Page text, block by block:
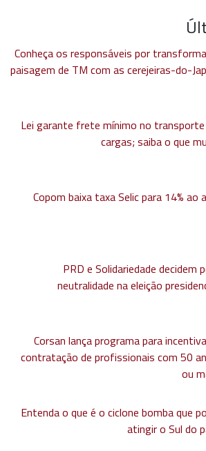
Conheça os responsáveis por
paisagem de TM com as cerejeiras-do-
Lei garante frete mínimo no transporte
cargas; saiba o que
Copom baixa taxa Selic para 14% ao
PRD e Solidariedade decidem
neutralidade na eleição
Corsan lança programa para
contratação de profissionais com 50
ou
Entenda o que é o ciclone bomba que
atingir o Sul do